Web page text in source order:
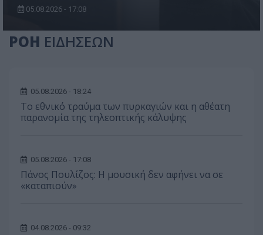
05.08.2026 - 17:08
ΡΟΗ ΕΙΔΗΣΕΩΝ
05.08.2026 - 18:24
Το εθνικό τραύμα των πυρκαγιών και η αθέατη
παρανομία της τηλεοπτικής κάλυψης
05.08.2026 - 17:08
Πάνος Πουλίζος: Η μουσική δεν αφήνει να σε
«καταπιούν»
04.08.2026 - 09:32